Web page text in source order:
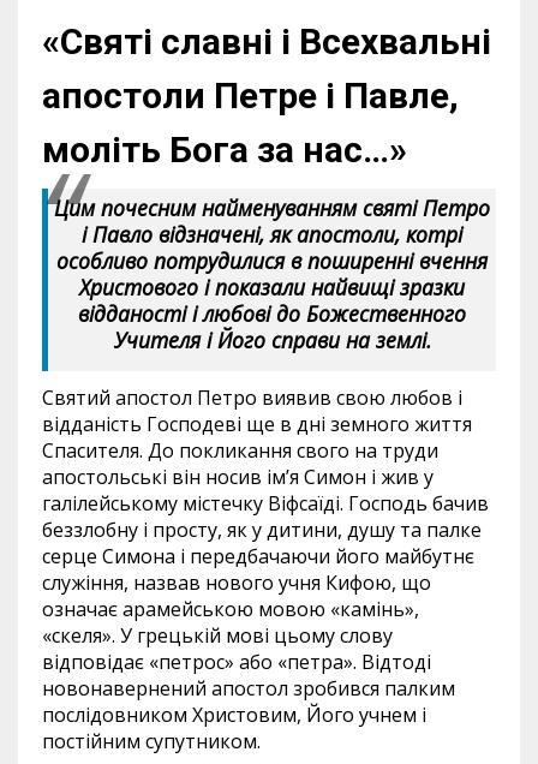
«Святі славні і Всехвальні
апостоли Петре і Павле,
моліть Бога за нас…»
Цим почесним найменуванням святі Петро
і Павло відзначені, як апостоли, котрі
особливо потрудилися в поширенні вчення
Христового і показали найвищі зразки
відданості і любові до Божественного
Учителя і Його справи на землі.
Святий апостол Петро виявив свою любов і
відданість Господеві ще в дні земного життя
Спасителя. До покликання свого на труди
апостольські він носив ім’я Симон і жив у
галілейському містечку Віфсаїді. Господь бачив
беззлобну і просту, як у дитини, душу та палке
серце Симона і передбачаючи його майбутнє
служіння, назвав нового учня Кифою, що
означає арамейською мовою «камінь»,
«скеля». У грецькій мові цьому слову
відповідає «петрос» або «петра». Відтоді
новонавернений апостол зробився палким
послідовником Христовим, Його учнем і
постійним супутником.